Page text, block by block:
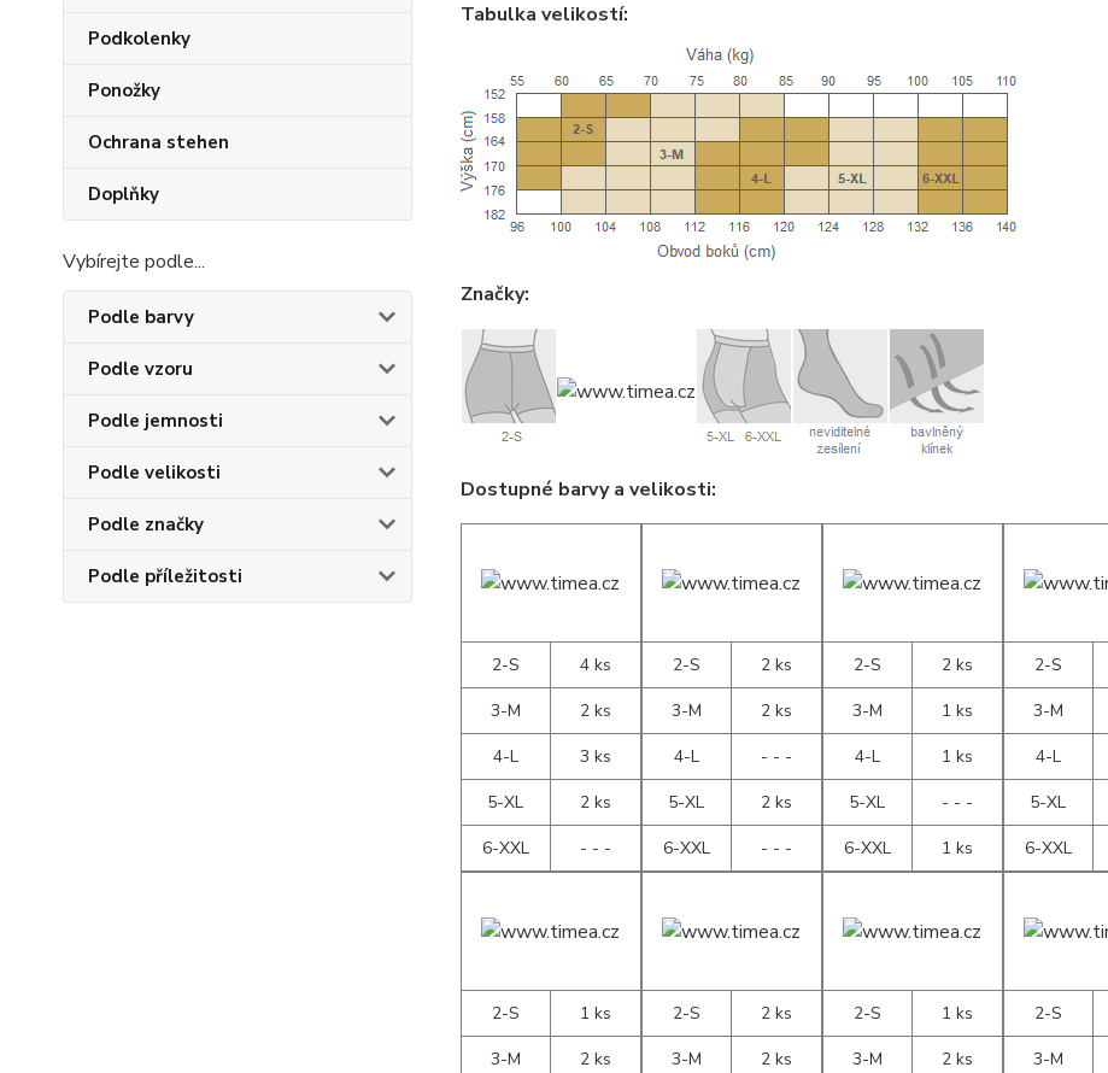
Podkolenky
Ponožky
Ochrana stehen
Doplňky
Vybírejte podle...
Podle barvy
Podle vzoru
Podle jemnosti
Podle velikosti
Podle značky
Podle příležitosti
Tabulka velikostí:
Značky:
Dostupné barvy a velikosti:
2-S
4 ks
3-M
2 ks
4-L
3 ks
5-XL
2 ks
6-XXL
- - -
2-S
2 ks
3-M
2 ks
4-L
- - -
5-XL
2 ks
6-XXL
- - -
2-S
2 ks
3-M
1 ks
4-L
1 ks
5-XL
- - -
6-XXL
1 ks
2-S
3-M
4-L
5-XL
6-XXL
2-S
1 ks
3-M
2 ks
2-S
2 ks
3-M
2 ks
2-S
1 ks
3-M
2 ks
2-S
3-M